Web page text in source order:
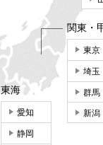
関東・
東京
埼玉
群馬
新潟
東海
愛知
静岡